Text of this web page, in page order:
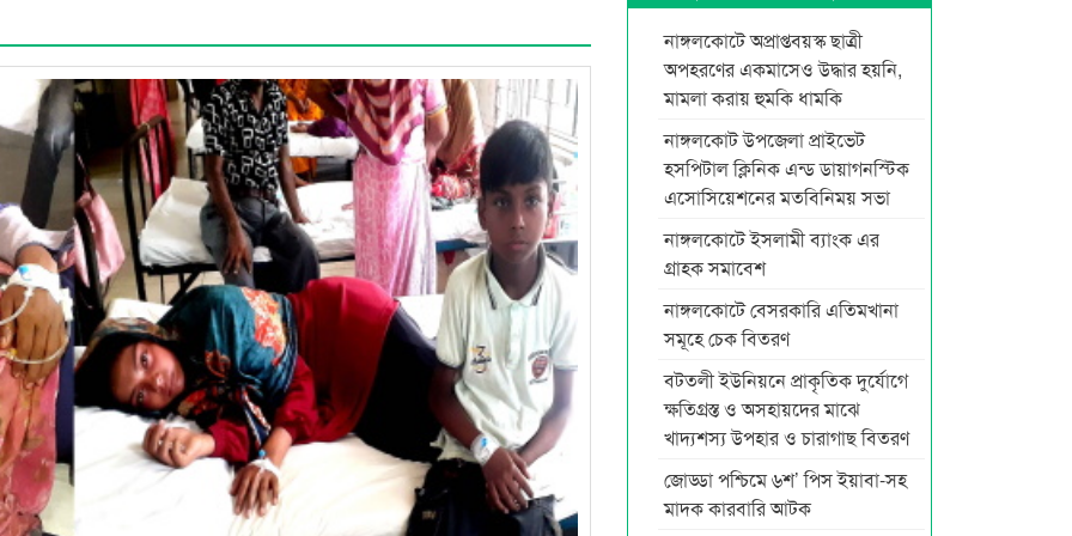
নাঙ্গলকোটে অপ্রাপ্তবয়স্ক ছাত্রী
অপহরণের একমাসেও উদ্ধার হয়নি,
মামলা করায় হুমকি ধামকি
নাঙ্গলকোট উপজেলা প্রাইভেট
হসপিটাল ক্লিনিক এন্ড ডায়াগনস্টিক
এসোসিয়েশনের মতবিনিময় সভা
নাঙ্গলকোটে ইসলামী ব্যাংক এর
গ্রাহক সমাবেশ
নাঙ্গলকোটে বেসরকারি এতিমখানা
সমূহে চেক বিতরণ
বটতলী ইউনিয়নে প্রাকৃতিক দুর্যোগে
ক্ষতিগ্রস্ত ও অসহায়দের মাঝে
খাদ্যশস্য উপহার ও চারাগাছ বিতরণ
জোড্ডা পশ্চিমে ৬শ’ পিস ইয়াবা-সহ
মাদক কারবারি আটক